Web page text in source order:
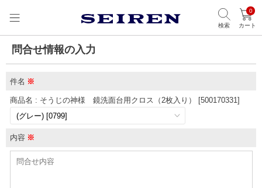
検索
0
カート
問合せ情報の入力
件名 ※
商品名 : そうじの神様 鏡洗面台用クロス（2枚入り） [500170331]
内容 ※